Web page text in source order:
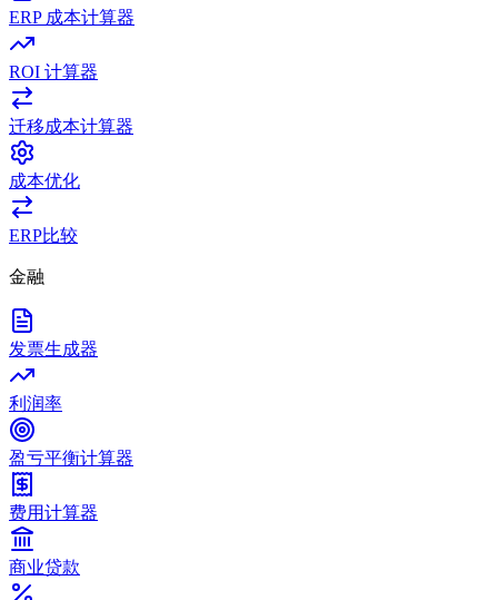
ERP 成本计算器
ROI 计算器
迁移成本计算器
成本优化
ERP比较
金融
发票生成器
利润率
盈亏平衡计算器
费用计算器
商业贷款